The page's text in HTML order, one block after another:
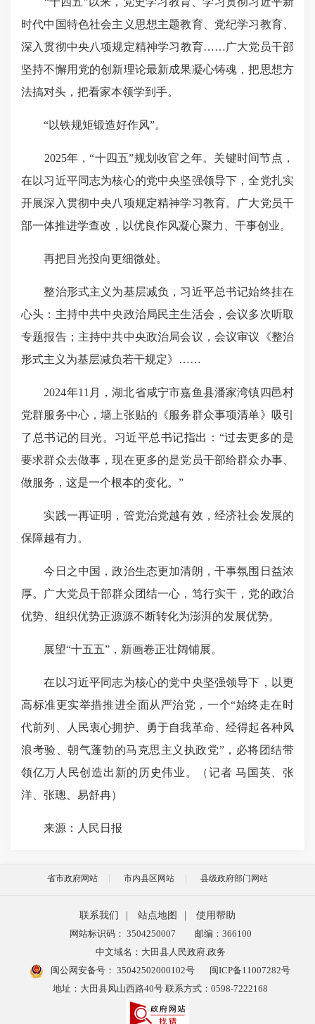
时代中国特色社会主义思想主题教育、党纪学习教育、
深入贯彻中央八项规定精神学习教育……广大党员干部
坚持不懈用党的创新理论最新成果凝心铸魂，把思想方
法搞对头，把看家本领学到手。
“以铁规矩锻造好作风”。
2025年，“十四五”规划收官之年。关键时间节点，
在以习近平同志为核心的党中央坚强领导下，全党扎实
开展深入贯彻中央八项规定精神学习教育。广大党员干
部一体推进学查改，以优良作风凝心聚力、干事创业。
再把目光投向更细微处。
整治形式主义为基层减负，习近平总书记始终挂在
心头：主持中共中央政治局民主生活会，会议多次听取
专题报告；主持中共中央政治局会议，会议审议《整治
形式主义为基层减负若干规定》……
2024年11月，湖北省咸宁市嘉鱼县潘家湾镇四邑村
党群服务中心，墙上张贴的《服务群众事项清单》吸引
了总书记的目光。习近平总书记指出：“过去更多的是
要求群众去做事，现在更多的是党员干部给群众办事、
做服务，这是一个根本的变化。”
实践一再证明，管党治党越有效，经济社会发展的
保障越有力。
今日之中国，政治生态更加清朗，干事氛围日益浓
厚。广大党员干部群众团结一心，笃行实干，党的政治
优势、组织优势正源源不断转化为澎湃的发展优势。
展望“十五五”，新画卷正壮阔铺展。
在以习近平同志为核心的党中央坚强领导下， 以更
高标准更实举措推进全面从严治党 ，一个“始终走在时
代前列、人民衷心拥护、勇于自我革命、经得起各种风
浪考验、朝气蓬勃的马克思主义执政党”，必将团结带
领亿万人民创造出新的 历史伟业。（记者 马国英、张
洋、张璁、易舒冉）
来源：人民日报
省市政府网站 市内县区网站 县级政府部门网站
联系我们 站点地图
使用帮助
网站标识码： 3504250007
邮编：366100
中文域名：大田县人民政府.政务
闽公网安备号： 35042502000102号
闽ICP备11007282号
地址：大田县凤山西路40号 联系方式：0598-7222168